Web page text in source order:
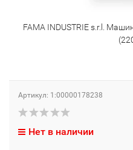
FAMA INDUSTRIE s.r.l.
Артикул: 1:00000178238
Нет в наличии